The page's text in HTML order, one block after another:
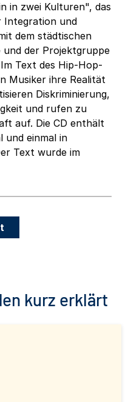
in zwei Kulturen", das
Integration und
dem städtischen
der Projektgruppe
Text des Hip-Hop-
Musiker ihre Realität
Diskriminierung,
und rufen zu
auf. Die CD enthält
und einmal in
Text wurde im
kurz erklärt